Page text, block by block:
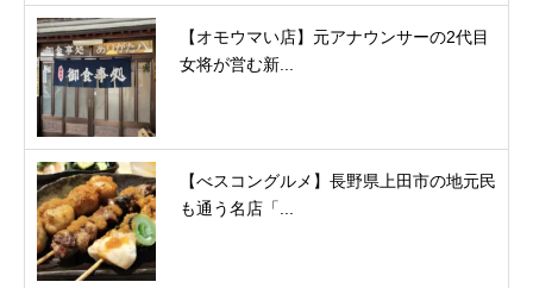
【オモウマい店】元アナウンサーの2代目
女将が営む新...
【べスコングルメ】長野県上田市の地元民
も通う名店「...